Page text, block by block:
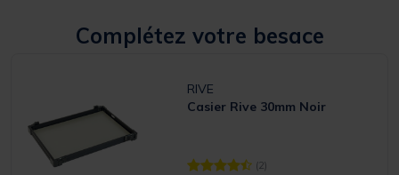
Complétez votre besace
RIVE
Casier Rive 30mm Noir
[object Object] out of 5 Customer
(2)